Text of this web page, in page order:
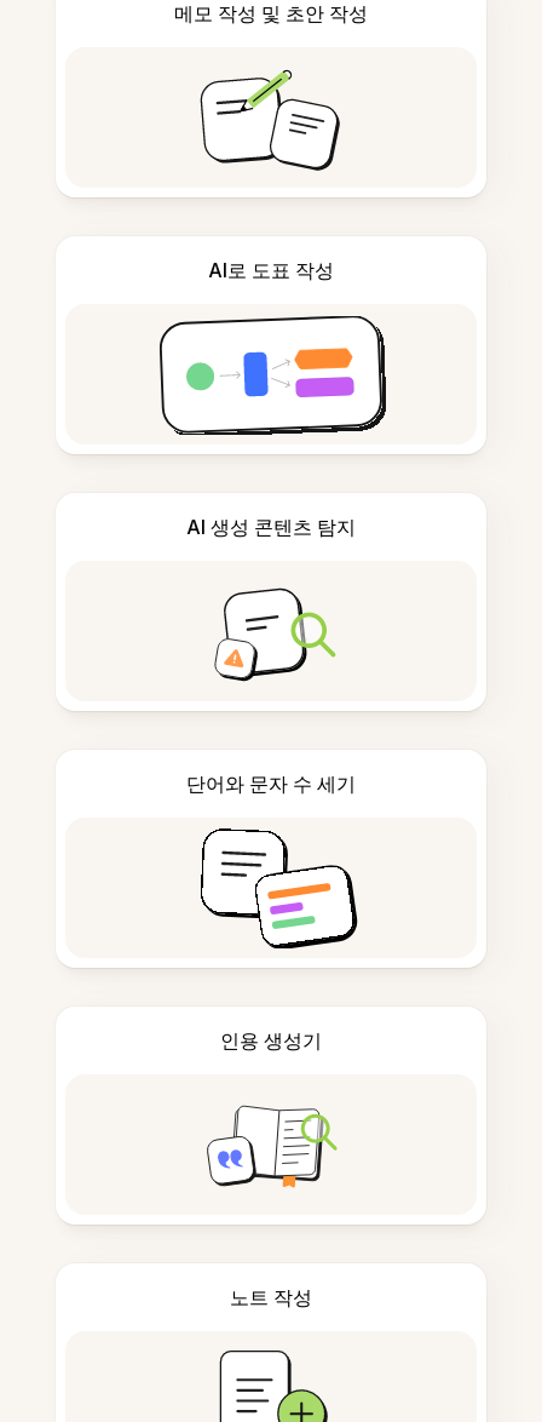
메모 작성 및 초안 작성
AI로 도표 작성
AI 생성 콘텐츠 탐지
단어와 문자 수 세기
인용 생성기
노트 작성